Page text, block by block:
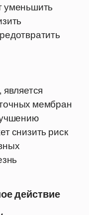
уменьшить
мембран
снизить риск
действие